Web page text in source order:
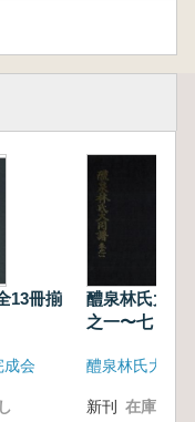
13冊揃
成会
醴泉林氏大
之一〜七
新刊 在庫なし